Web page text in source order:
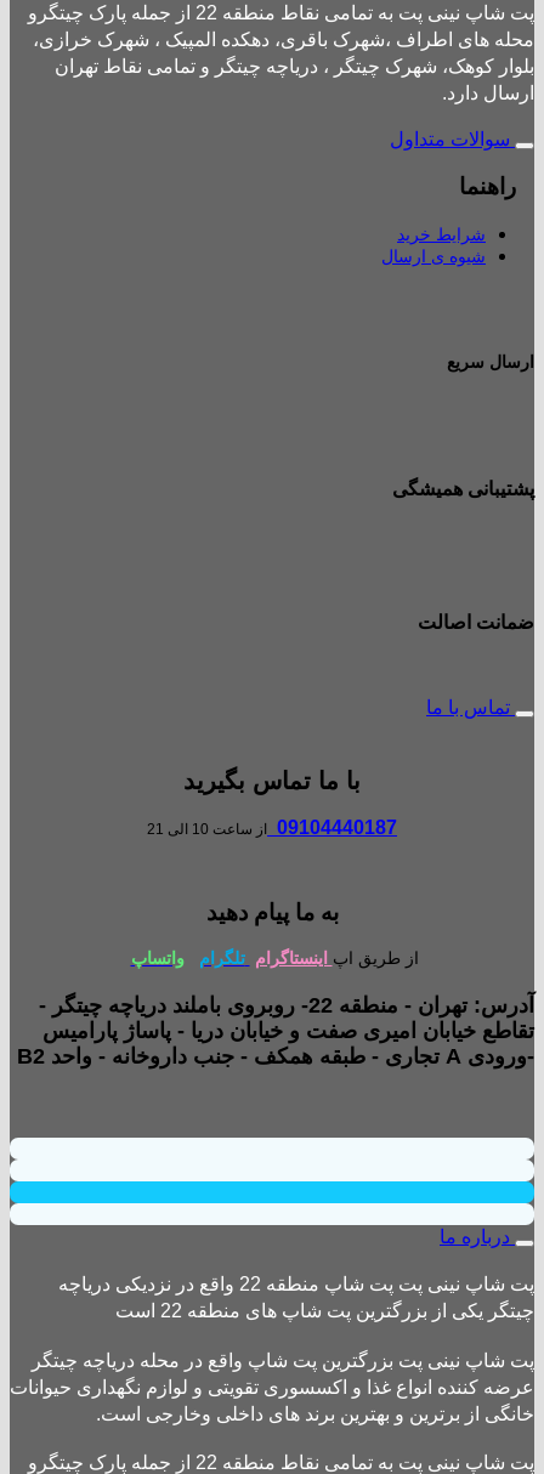
پت شاپ نینی پت به تمامی نقاط منطقه 22 از جمله پارک چیتگرو
محله های اطراف ،شهرک باقری، دهکده المپیک ، شهرک خرازی،
بلوار کوهک، شهرک چیتگر ، دریاچه چیتگر و تمامی نقاط تهران
ارسال دارد.
سوالات متداول
راهنما
شرایط خرید
شیوه ی ارسال
ارسال سریع
پشتیبانی همیشگی
ضمانت اصالت
تماس با ما
با ما تماس بگیرید
09104440187 از ساعت 10 الی 21
به ما پیام دهید
از طریق اپ اینستاگرام تلگرام واتساپ
آدرس: تهران - منطقه 22- روبروی باملند دریاچه چیتگر -
تقاطع خیابان امیری صفت و خیابان دریا - پاساژ پارامیس
-ورودی A تجاری - طبقه همکف - جنب داروخانه - واحد B2
درباره ما
پت شاپ نینی پت پت شاپ منطقه 22 واقع در نزدیکی دریاچه
چیتگر یکی از بزرگترین پت شاپ های منطقه 22 است
پت شاپ نینی پت بزرگترین پت شاپ واقع در محله دریاچه چیتگر
عرضه کننده انواع غذا و اکسسوری تقویتی و لوازم نگهداری حیوانات
خانگی از برترین و بهترین برند های داخلی وخارجی است.
پت شاپ نینی پت به تمامی نقاط منطقه 22 از جمله پارک چیتگرو